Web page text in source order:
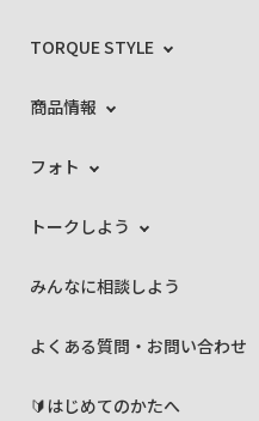
TORQUE STYLE
商品情報
フォト
トークしよう
みんなに相談しよう
よくある質問・お問い合わせ
🔰はじめてのかたへ